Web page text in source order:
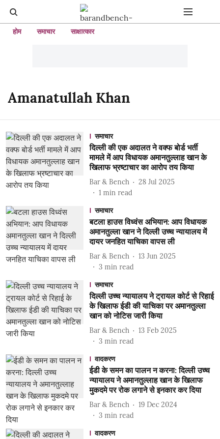
होम समाचार साक्षात्कार
Amanatullah Khan
समाचार
दिल्ली की एक अदालत ने वक्फ बोर्ड भर्ती
मामले में आप विधायक अमानतुल्लाह खान के
खिलाफ भ्रष्टाचार का आरोप तय किया
Bar & Bench
28 Jul 2025
1 min read
समाचार
बटला हाउस विध्वंस अभियान: आप विधायक
अमानतुल्ला खान ने दिल्ली उच्च न्यायालय में
दायर जनहित याचिका वापस ली
Bar & Bench
13 Jun 2025
3 min read
समाचार
दिल्ली उच्च न्यायालय ने ट्रायल कोर्ट से रिहाई
के खिलाफ ईडी की याचिका पर अमानतुल्ला
खान को नोटिस जारी किया
Bar & Bench
13 Feb 2025
3 min read
वादकरण
ईडी के समन का पालन न करना: दिल्ली उच्च
न्यायालय ने अमानतुल्लाह खान के खिलाफ
मुकदमे पर रोक लगाने से इनकार कर दिया
Bar & Bench
19 Dec 2024
3 min read
वादकरण